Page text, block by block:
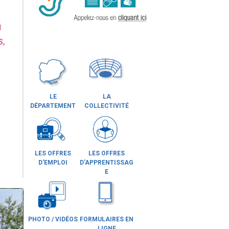
LE
DÉPARTEMENT
LA
COLLECTIVITÉ
LES OFFRES
D'EMPLOI
LES OFFRES
D'APPRENTISSAG
E
PHOTO / VIDÉOS FORMULAIRES EN